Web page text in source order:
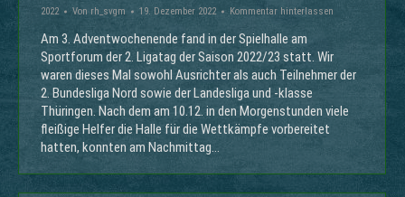
2022 Von rh_svgm 19. Dezember 2022 Kommentar hinterlassen
Am 3. Adventwochenende fand in der Spielhalle am
Sportforum der 2. Ligatag der Saison 2022/23 statt. Wir
waren dieses Mal sowohl Ausrichter als auch Teilnehmer der
2. Bundesliga Nord sowie der Landesliga und -klasse
Thüringen. Nach dem am 10.12. in den Morgenstunden viele
fleißige Helfer die Halle für die Wettkämpfe vorbereitet
hatten, konnten am Nachmittag…